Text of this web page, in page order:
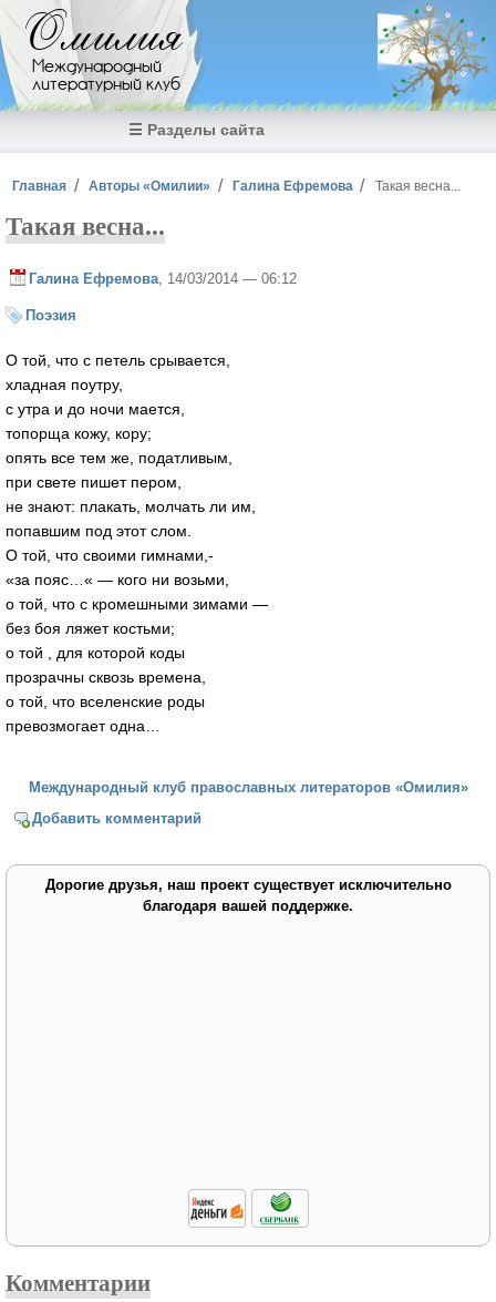
Перейти к основному содержанию
Омилия
Международный
литературный клуб
☰ Разделы сайта
Вы здесь
Главная Авторы «Омилии» Галина Ефремова Такая весна...
Такая весна...
Галина Ефремова , 14/03/2014 — 06:12
Поэзия
О той, что с петель срывается,
хладная поутру,
с утра и до ночи мается,
топорща кожу, кору;
опять все тем же, податливым,
при свете пишет пером,
не знают: плакать, молчать ли им,
попавшим под этот слом.
О той, что своими гимнами,-
«за пояс…« — кого ни возьми,
о той, что с кромешными зимами —
без боя ляжет костьми;
о той , для которой коды
прозрачны сквозь времена,
о той, что вселенские роды
превозмогает одна…
Международный клуб православных литераторов «Омилия»
Добавить комментарий
Дорогие друзья, наш проект существует исключительно
благодаря вашей поддержке.
Комментарии